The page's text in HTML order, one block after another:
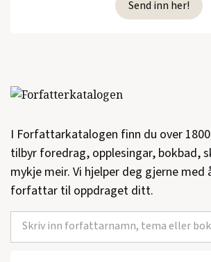
Send inn her!
I Forfattarkatalogen finn du over
tilbyr foredrag, opplesingar, bokbad,
mykje meir. Vi hjelper deg gjerne
forfattar til oppdraget ditt.